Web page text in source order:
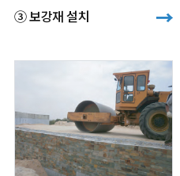
③ 보강재 설치 →